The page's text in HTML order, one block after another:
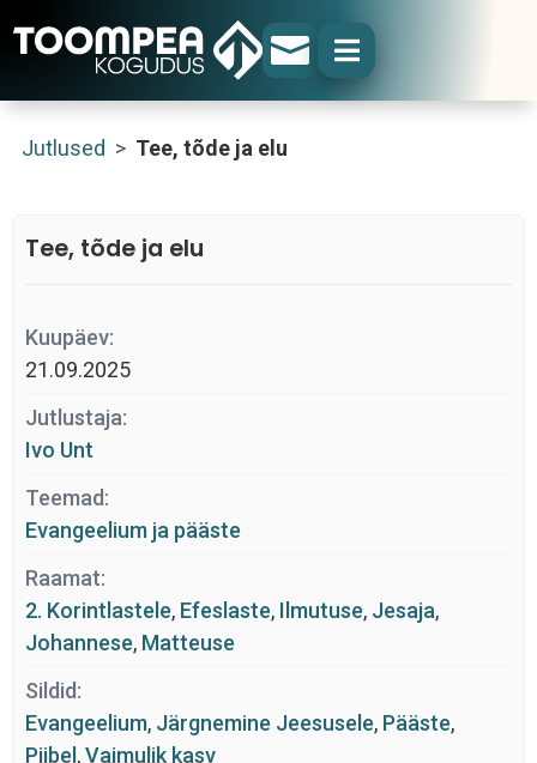
 
Jutlused > Tee, tõde ja elu
Tee, tõde ja elu
Kuupäev:
21.09.2025
Jutlustaja:
Ivo Unt
Teemad:
Evangeelium ja pääste
Raamat:
2. Korintlastele, Efeslaste, Ilmutuse, Jesaja,
Johannese, Matteuse
Sildid:
Evangeelium, Järgnemine Jeesusele, Pääste,
Piibel ,Vaimulik kasv